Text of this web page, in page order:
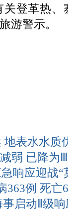
登革热、
游警示。
地表水水质
弱 已降为
响应迎战“
363例 死亡
启动Ⅱ级